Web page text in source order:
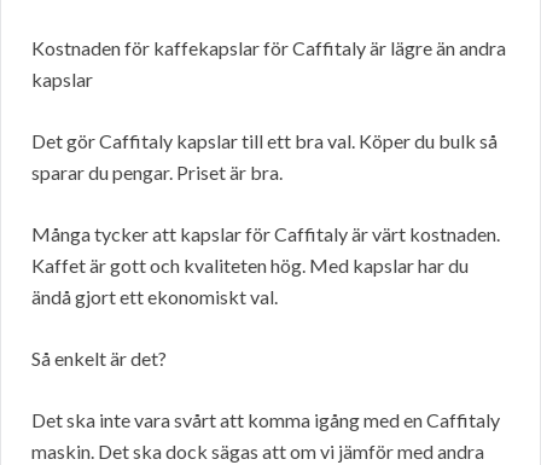
Kostnaden för kaffekapslar för Caffitaly är lägre än andra
kapslar
Det gör Caffitaly kapslar till ett bra val. Köper du bulk så
sparar du pengar. Priset är bra.
Många tycker att kapslar för Caffitaly är värt kostnaden.
Kaffet är gott och kvaliteten hög. Med kapslar har du
ändå gjort ett ekonomiskt val.
Så enkelt är det?
Det ska inte vara svårt att komma igång med en Caffitaly
maskin. Det ska dock sägas att om vi jämför med andra